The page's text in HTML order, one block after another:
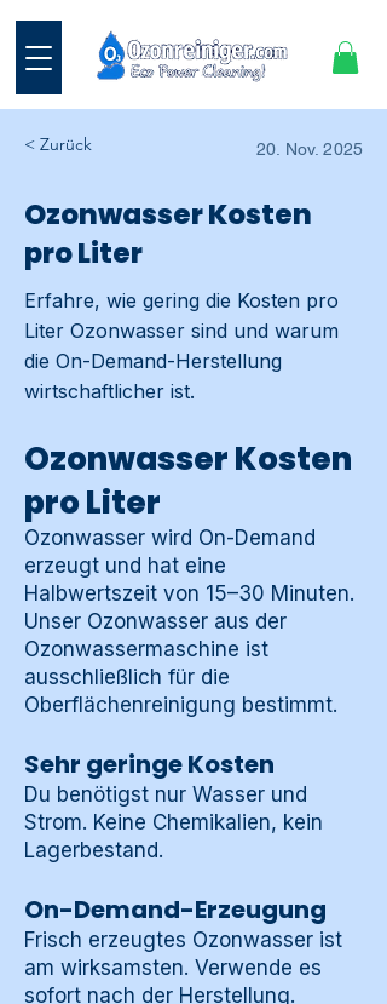
< Zurück 20. Nov. 2025
Ozonwasser Kosten
pro Liter
Erfahre, wie gering die Kosten pro
Liter Ozonwasser sind und warum
die On-Demand-Herstellung
wirtschaftlicher ist.
Ozonwasser Kosten
pro Liter
Ozonwasser wird On-Demand
erzeugt und hat eine
Halbwertszeit von 15–30 Minuten.
Unser Ozonwasser aus der
Ozonwassermaschine ist
ausschließlich für die
Oberflächenreinigung bestimmt.
Sehr geringe Kosten
Du benötigst nur Wasser und
Strom. Keine Chemikalien, kein
Lagerbestand.
On-Demand-Erzeugung
Frisch erzeugtes Ozonwasser ist
am wirksamsten. Verwende es
sofort nach der Herstellung.